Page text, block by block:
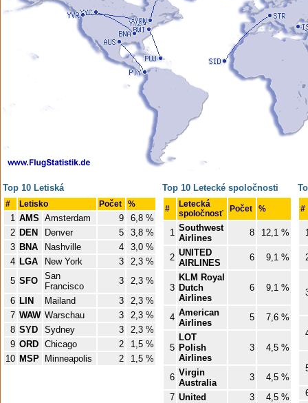
Top 10 Letiská
# Letisko Počet %
1 AMS Amsterdam 9
6,8 %
2 DEN Denver 5
3,8 %
3 BNA Nashville 4
3,0 %
4 LGA New York 3
2,3 %
5 SFO
San
Francisco
3
2,3 %
6 LIN Mailand 3
2,3 %
7 WAW Warschau 3
2,3 %
8 SYD Sydney 3
2,3 %
9 ORD Chicago 2
1,5 %
10 MSP Minneapolis 2 1,5 %
Top 10 Letecké spoločnosti
#
Letecká
spoločnosť
Počet %
1 Southwest
Airlines
8 12,1 %
2 UNITED
AIRLINES
6 9,1 %
3
KLM Royal
Dutch
Airlines
6 9,1 %
4 American
Airlines
5 7,6 %
5
LOT
Polish
Airlines
3 4,5 %
6 Virgin
Australia
3
4,5 %
7 United 3
4,5 %
#